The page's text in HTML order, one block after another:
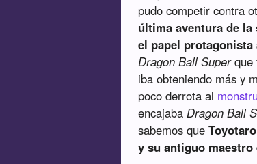
pudo competir contra
última aventura de la
el papel
Dragon Ball Superque
iba obteniendo más y
poco derrota al
encajabaDragon Ball
sabemos que
y su antiguo